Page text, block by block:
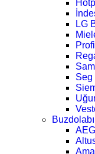
LG
Seg
Buzdolabı